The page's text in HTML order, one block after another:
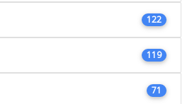
122
119
71